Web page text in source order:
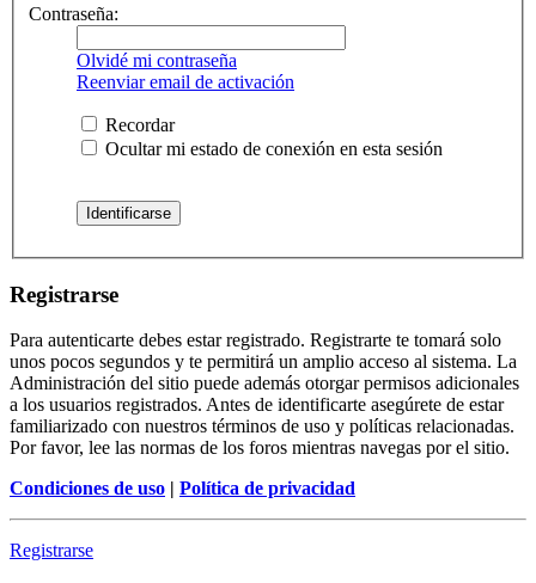
Contraseña:
Olvidé mi contraseña
Reenviar email de activación
Recordar
Ocultar mi estado de conexión en esta sesión
Registrarse
Para autenticarte debes estar registrado. Registrarte te tomará solo
unos pocos segundos y te permitirá un amplio acceso al sistema. La
Administración del sitio puede además otorgar permisos adicionales
a los usuarios registrados. Antes de identificarte asegúrete de estar
familiarizado con nuestros términos de uso y políticas relacionadas.
Por favor, lee las normas de los foros mientras navegas por el sitio.
Condiciones de uso | Política de privacidad
Registrarse